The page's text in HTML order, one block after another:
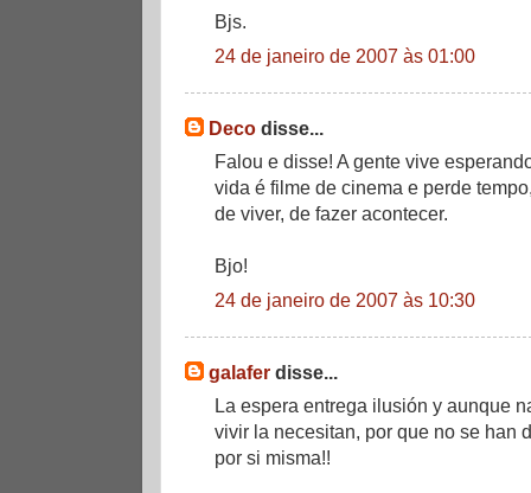
Bjs.
24 de janeiro de 2007 às 01:00
Deco disse...
Falou e disse! A gente vive
vida é filme de cinema e perde
de viver, de fazer acontecer.
Bjo!
24 de janeiro de 2007 às 10:30
galafer disse...
La espera entrega ilusión y aunque
vivir la necesitan, por que no se han
por si misma!!